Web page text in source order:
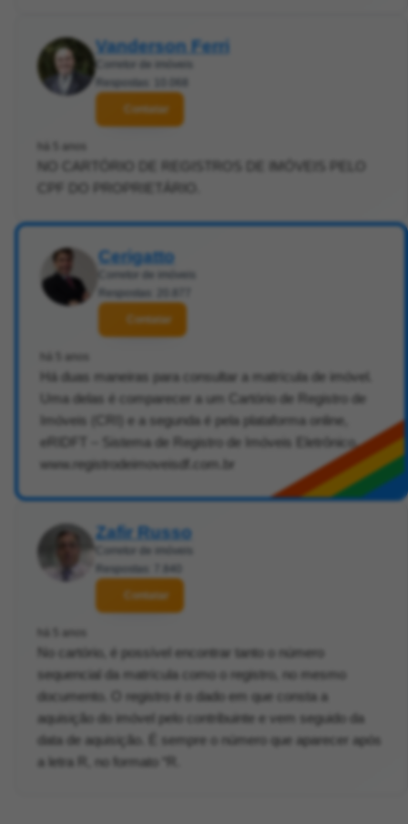
Vanderson Ferri
Corretor de imóveis
Respostas: 10.068
Contatar
há 5 anos
NO CARTÓRIO DE REGISTROS DE IMÓVEIS PELO
Cerigatto
Corretor de imóveis
Respostas: 20.877
Contatar
há 5 anos
Há duas maneiras para consultar a matrícula de imóvel.
Uma delas é comparecer a um Cartório de Registro de
Imóveis (CRI) e a segunda é pela plataforma online,
eRIDFT – Sistema de Registro de Imóveis Eletrônico.
www.registrodeimoveisdf.com.br
Zafir Russo
Corretor de imóveis
Respostas: 7.840
Contatar
há 5 anos
No cartório, é possível encontrar tanto o número
sequencial da matrícula como o registro, no mesmo
documento. O registro é o dado em que consta a
aquisição do imóvel pelo contribuinte e vem seguido da
data de aquisição. É sempre o número que aparecer após
a letra R, no formato “R.